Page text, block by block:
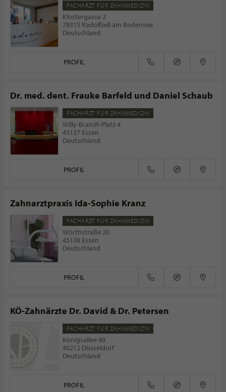
FACHARZT FÜR ZAHNMEDIZIN
Klostergasse 2
78315 Radolfzell am Bodensee
Deutschland
PROFIL
Dr. med. dent. Frauke Barfeld und Daniel Schaub
FACHARZT FÜR ZAHNMEDIZIN
Willy-Brandt-Platz 4
45127 Essen
Deutschland
PROFIL
Zahnarztpraxis Ida-Sophie Kranz
FACHARZT FÜR ZAHNMEDIZIN
Wörthstraße 20
45138 Essen
Deutschland
PROFIL
KÖ-Zahnärzte Dr. David & Dr. Petersen
FACHARZT FÜR ZAHNMEDIZIN
Königsallee 90
40212 Düsseldorf
Deutschland
PROFIL